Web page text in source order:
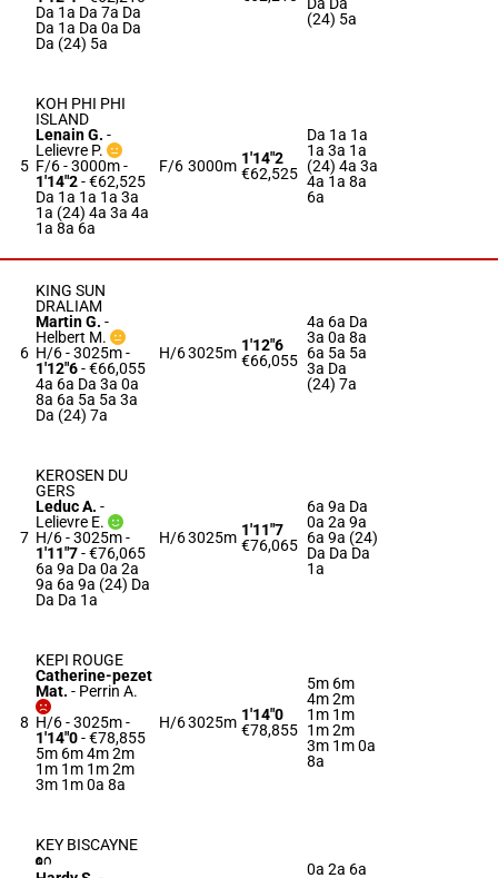
Da 1a Da 7a Da
Da 1a Da 0a Da
Da (24) 5a
(24) 5a
5
KOH PHI PHI
ISLAND
Lenain G. -
Lelievre P.
F/6 - 3000m-
1'14"2- €62,525
Da 1a 1a 1a 3a
1a (24) 4a 3a 4a
1a 8a 6a
F/6 3000m 1'14"2
€62,525
Da 1a 1a
1a 3a 1a
(24) 4a 3a
4a 1a 8a
6a
6
KING SUN
DRALIAM
Martin G. -
Helbert M.
H/6 - 3025m-
1'12"6- €66,055
4a 6a Da 3a 0a
8a 6a 5a 5a 3a
Da (24) 7a
H/63025m 1'12"6
€66,055
4a 6a Da
3a 0a 8a
6a 5a 5a
3a Da
(24) 7a
7
KEROSEN DU
GERS
Leduc A. -
Lelievre E.
H/6 - 3025m-
1'11"7- €76,065
6a 9a Da 0a 2a
9a 6a 9a (24) Da
Da Da 1a
H/63025m 1'11"7
€76,065
6a 9a Da
0a 2a 9a
6a 9a (24)
Da Da Da
1a
8
KEPI ROUGE
Catherine-pezet
Mat. - Perrin A.
H/6 - 3025m-
1'14"0- €78,855
5m 6m 4m 2m
1m 1m 1m 2m
3m 1m 0a 8a
H/63025m 1'14"0
€78,855
5m 6m
4m 2m
1m 1m
1m 2m
3m 1m 0a
8a
KEY BISCAYNE
0a 2a 6a